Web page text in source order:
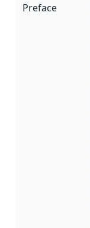
Preface